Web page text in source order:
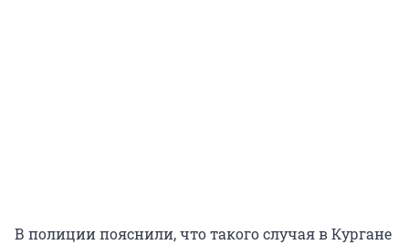
В полиции пояснили, что такого случая в Кургане